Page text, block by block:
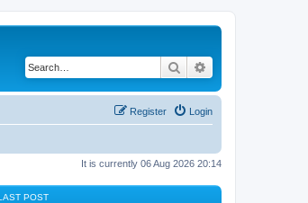
Search
Login
Register
It is currently 06 Aug 2026 20:14
POST